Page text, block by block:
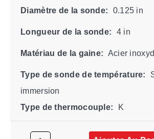
Diamètre de la sonde: 0.125 in
Longueur de la sonde: 4 in
Matériau de la gaine: Acier
Type de sonde de température:
immersion
Type de thermocouple:
K